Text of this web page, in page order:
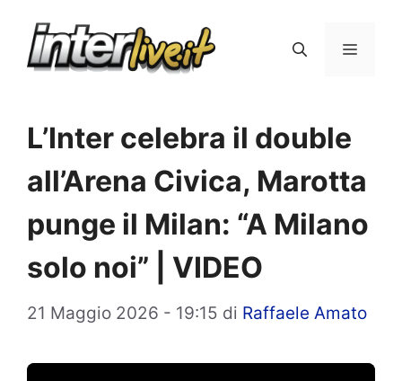
Menu
L’Inter celebra il double
all’Arena Civica, Marotta
punge il Milan: “A Milano
solo noi” | VIDEO
21 Maggio 2026 - 19:15 di Raffaele Amato